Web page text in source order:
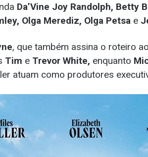
Da’Vine Joy Randolph, Betty
Olga Merediz, Olga Petsa e
, que também assina o roteiro
Tim e Trevor White, enquanto
atuam como produtores